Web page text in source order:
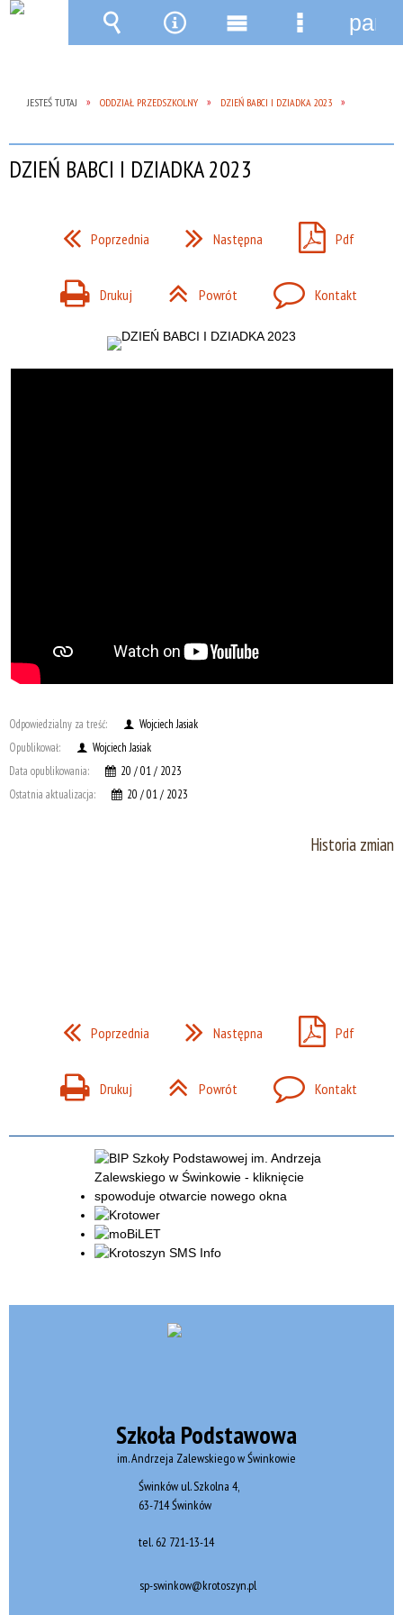
JESTEŚ TUTAJ ODDZIAŁ PRZEDSZKOLNY DZIEŃ BABCI I DZIADKA 2023
DZIEŃ BABCI I DZIADKA 2023
Poprzednia Następna Pdf
Drukuj Powrót Kontakt
Odpowiedzialny za treść:
Wojciech Jasiak
Opublikował:
Wojciech Jasiak
Data opublikowania:
20 / 01 / 2023
Ostatnia aktualizacja:
20 / 01 / 2023
Historia zmian
Poprzednia Następna Pdf
Drukuj Powrót Kontakt
Szkoła Podstawowa
im. Andrzeja Zalewskiego w Świnkowie
Świnków ul. Szkolna 4,
63-714 Świnków
tel. 62 721-13-14
sp-swinkow@krotoszyn.pl
Wyszukiwarka
Narzędzia
Menu Menu